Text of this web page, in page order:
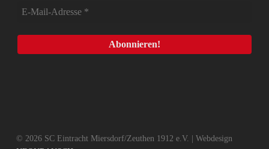
© 2026 SC Eintracht Miersdorf/Zeuthen 1912 e.V. | Webdesign